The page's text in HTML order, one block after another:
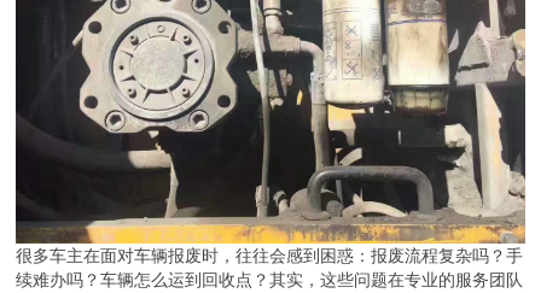
很多车主在面对车辆报废时，往往会感到困惑：报废流程复杂吗？手
续难办吗？车辆怎么运到回收点？其实，这些问题在专业的服务团队